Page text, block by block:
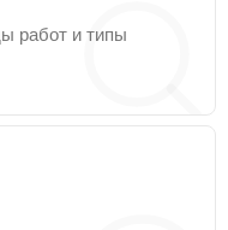
работ и типы